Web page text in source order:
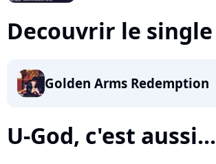
Decouvrir le single
Golden Arms Redemption
U-God, c'est aussi...